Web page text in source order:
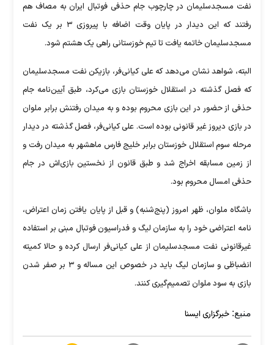
نفت مسجدسلیمان در چارچوب جام حذفی فوتبال ایران به مصاف هم
رفتند که این دیدار در پایان وقت اضافه با پیروزی ۳ بر یک نفت
مسجدسلیمان خاتمه یافت تا تیم خوزستانی راهی یک هشتم شود.
البته، شواهد نشان می‌دهد که علی کیانی‌فر، بازیکن نفت مسجدسلیمان
که فصل گذشته در استقلال خوزستان بازی می‌کرد، طبق آیین‌نامه جام
حذفی از حضور در این بازی محروم بوده و به میدان رفتنش برابر ملوان
در بازی دیروز غیر قانونی بوده است. علی کیانی‌فر، فصل گذشته در دیدار
مرحله سوم استقلال خوزستان برابر خلیج فارس ماهشهر به میدان رفت و
از زمین مسابقه اخراج شد و طبق قانون از نخستین بازی‌اش در جام
حذفی امسال محروم بود.
باشگاه ملوان، ظهر امروز (پنج‌شنبه) و قبل از پایان یافتن زمان اعتراض،
نامه اعتراضی خود را به سازمان لیگ و فدراسیون فوتبال مبنی بر استفاده
غیرقانونی نفت مسجدسلیمان از علی کیانی‌فر ارسال کرده و حالا کمیته
انضباظی و سازمان لیگ باید در خصوص این مساله و ۳ بر صفر شدن
بازی به سود ملوان تصمیم‌گیری کنند.
منبع: خبرگزاری ایسنا